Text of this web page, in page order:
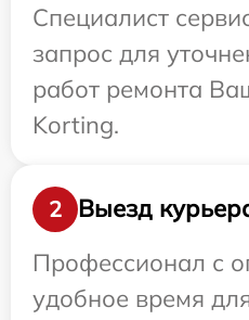
Специалист
запрос для
работ ремонта
Korting.
2
Выезд
Профессионал с
удобное время